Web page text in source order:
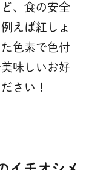
、食の安全
えば紅しょ
色素で色付
味しいお好
さい！